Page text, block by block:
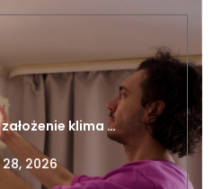
klima …
2026